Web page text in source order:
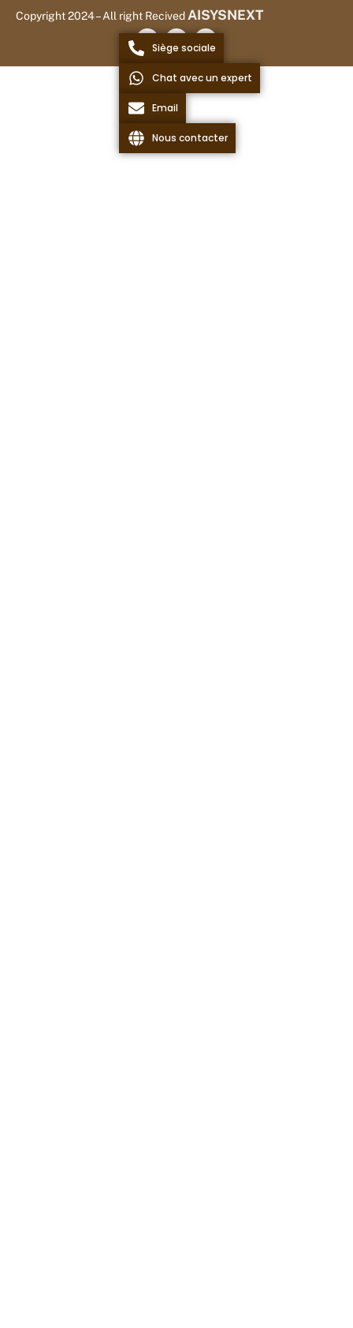
Copyright 2024 – All right RecivedAISYSNEXT
Siège sociale
Chat avec un expert
Email
Nous contacter